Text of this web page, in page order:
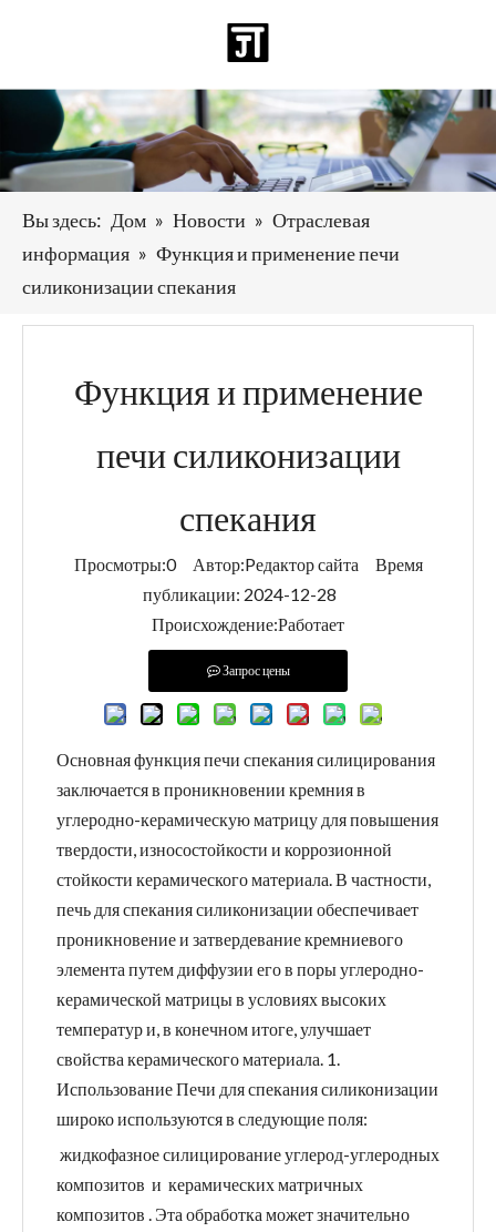
Deutsch
Español
العربية
Вы здесь: Дом » Новости » Отраслевая
информация » Функция и применение печи
силиконизации спекания
Функция и применение
печи силиконизации
спекания
Просмотры:0Автор:Pедактор сайта Время
публикации: 2024-12-28
Происхождение:Работает
Запрос цены
Основная функция печи спекания силицирования
заключается в проникновении кремния в
углеродно-керамическую матрицу для повышения
твердости, износостойкости и коррозионной
стойкости керамического материала‌. В частности,
печь для спекания силиконизации обеспечивает
проникновение и затвердевание кремниевого
элемента путем диффузии его в поры углеродно-
керамической матрицы в условиях высоких
температур и, в конечном итоге, улучшает
свойства керамического материала. 1.
Использование Печи для спекания силиконизации
широко используются в следующие поля:
‌ жидкофазное силицирование углерод-углеродных
композитов ‌ и ‌ керамических матричных
композитов ‌. Эта обработка может значительно